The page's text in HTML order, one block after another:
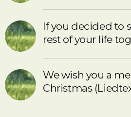
If you decided to
rest of your life
We wish you a
Christmas